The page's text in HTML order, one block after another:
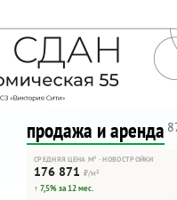
- только
продажа и аренда
СРЕДНЯЯ ЦЕНА М² · НОВОСТРОЙКИ
176 871 ₽/м²
↑ 7,5% за 12 мес.